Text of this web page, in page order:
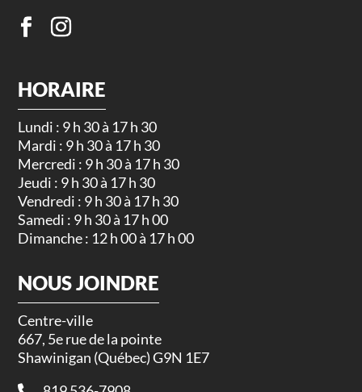
HORAIRE
Lundi : 9 h 30 à 17 h 30
Mardi : 9 h 30 à 17 h 30
Mercredi : 9 h 30 à 17 h 30
Jeudi : 9 h 30 à 17 h 30
Vendredi : 9 h 30 à 17 h 30
Samedi : 9 h 30 à 17 h 00
Dimanche : 12 h 00 à 17 h 00
NOUS JOINDRE
Centre-ville
667, 5e rue de la pointe
Shawinigan (Québec) G9N 1E7